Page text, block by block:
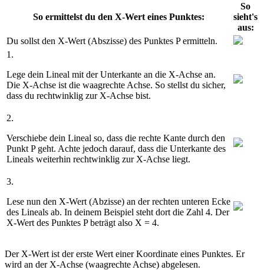
So ermittelst du den X-Wert eines Punktes:
So
sieht's
aus:
Du sollst den X-Wert (Abszisse) des Punktes P ermitteln.
1.
Lege dein Lineal mit der Unterkante an die X-Achse an.
Die X-Achse ist die waagrechte Achse. So stellst du sicher,
dass du rechtwinklig zur X-Achse bist.
2.
Verschiebe dein Lineal so, dass die rechte Kante durch den
Punkt P geht. Achte jedoch darauf, dass die Unterkante des
Lineals weiterhin rechtwinklig zur X-Achse liegt.
3.
Lese nun den X-Wert (Abzisse) an der rechten unteren Ecke
des Lineals ab. In deinem Beispiel steht dort die Zahl 4. Der
X-Wert des Punktes P beträgt also X = 4.
Der X-Wert ist der erste Wert einer Koordinate eines Punktes. Er
wird an der X-Achse (waagrechte Achse) abgelesen.